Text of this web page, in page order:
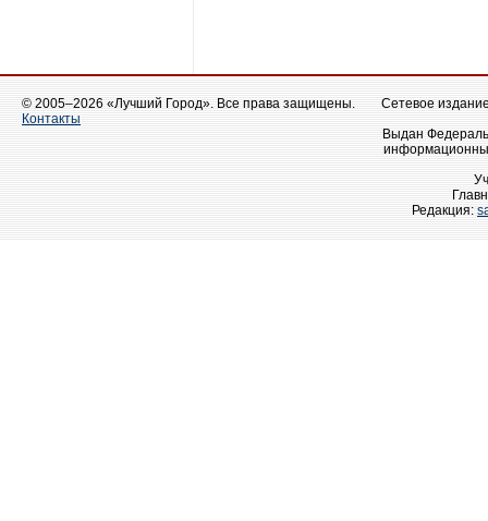
© 2005–2026 «Лучший Город». Все права защищены.
Контакты
Сетевое
Выдан
Редакция: